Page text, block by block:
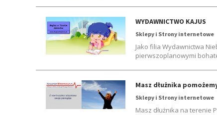
WYDAWNICTWO KAJUS
Sklepy i Strony internetowe
Jako filia Wydawnictwa
pierwszoplanowymi
Masz dłużnika
Sklepy i Strony internetowe
Masz dłużnika na terenie